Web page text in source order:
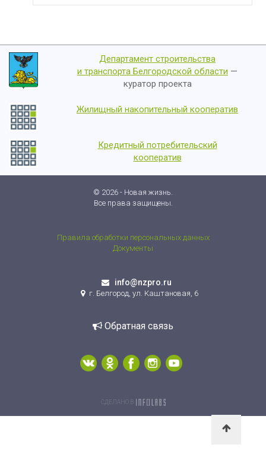
Департамент строительства
и транспорта Белгородской области —
куратор проекта
Жилищный накопительный кооператив
Кредитный потребительский
кооператив
© 2026 - Новая жизнь.
Все права защищены.
Правила обработки персональных данных
Документы
info@nzpro.ru
г. Белгород, ул. Каштановая, 6
Обратная связь
СДЕЛАНО В